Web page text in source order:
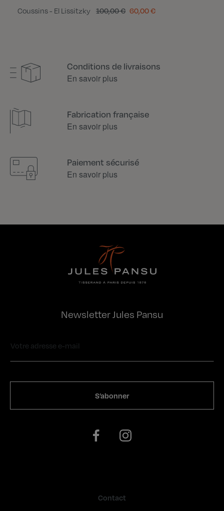
Coussins - El Lissitzky 100,00 € 60,00 €
Conditions de livraisons
En savoir plus
Fabrication française
En savoir plus
Paiement sécurisé
En savoir plus
Newsletter Jules Pansu
Contact